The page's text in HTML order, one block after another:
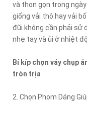
và thon gọn trong
giống vải thô hay vải
đũi không cần phải sử
nhẹ tay và ủi ở nhiệt
Bí kíp chọn váy chụp
tròn trịa
2. Chọn Phom Dáng